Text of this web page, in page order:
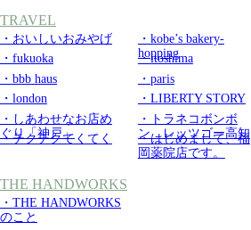
TRAVEL
・おいしいおみやげ
・kobe’s bakery-
hopping
・fukuoka
・itoshima
・bbb haus
・paris
・london
・LIBERTY STORY
・しあわせなお店め
ぐり「神戸」
・トラネコボンボ
ン レッツゴー高知
・チクチクてくてく
・はじめまして、福
岡薬院店です。
THE HANDWORKS
・THE HANDWORKS
のこと